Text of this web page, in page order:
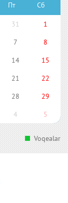
Пт Сб
31
1
7
8
14
15
21
22
28
29
4 5
Voqealar